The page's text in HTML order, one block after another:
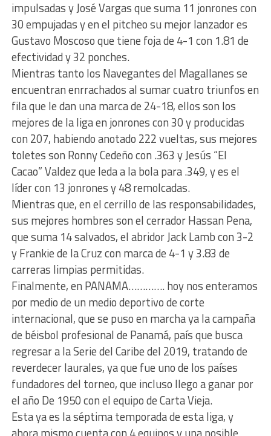
impulsadas y José Vargas que suma 11 jonrones con
30 empujadas y en el pitcheo su mejor lanzador es
Gustavo Moscoso que tiene foja de 4-1 con 1.81 de
efectividad y 32 ponches.
Mientras tanto los Navegantes del Magallanes se
encuentran enrrachados al sumar cuatro triunfos en
fila que le dan una marca de 24-18, ellos son los
mejores de la liga en jonrones con 30 y producidas
con 207, habiendo anotado 222 vueltas, sus mejores
toletes son Ronny Cedeño con .363 y Jesús “El
Cacao” Valdez que leda a la bola para .349, y es el
líder con 13 jonrones y 48 remolcadas.
Mientras que, en el cerrillo de las responsabilidades,
sus mejores hombres son el cerrador Hassan Pena,
que suma 14 salvados, el abridor Jack Lamb con 3-2
y Frankie de la Cruz con marca de 4-1 y 3.83 de
carreras limpias permitidas.
Finalmente, en PANAMA…………. hoy nos enteramos
por medio de un medio deportivo de corte
internacional, que se puso en marcha ya la campaña
de béisbol profesional de Panamá, país que busca
regresar a la Serie del Caribe del 2019, tratando de
reverdecer laurales, ya que fue uno de los países
fundadores del torneo, que incluso llego a ganar por
el año De 1950 con el equipo de Carta Vieja.
Esta ya es la séptima temporada de esta liga, y